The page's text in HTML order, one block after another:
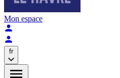
Mon espace
fr